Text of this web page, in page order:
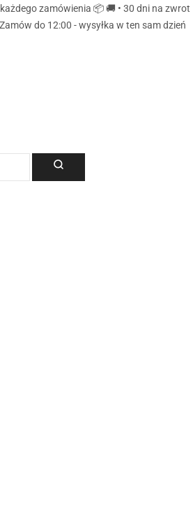
zamówienia 📦 🚚 • 30 dni na zwrot
do 12:00 - wysyłka w ten sam dzień